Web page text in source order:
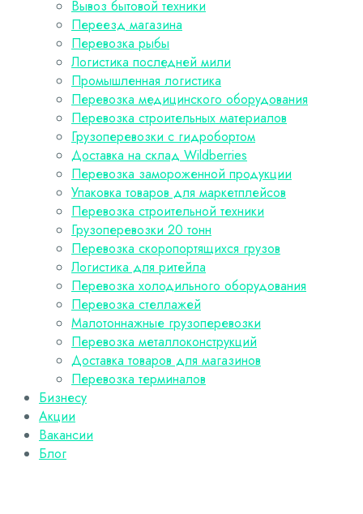
Вывоз бытовой техники
Переезд магазина
Перевозка рыбы
Логистика последней мили
Промышленная логистика
Перевозка медицинского оборудования
Перевозка строительных материалов
Грузоперевозки с гидробортом
Доставка на склад Wildberries
Перевозка замороженной продукции
Упаковка товаров для маркетплейсов
Перевозка строительной техники
Грузоперевозки 20 тонн
Перевозка скоропортящихся грузов
Логистика для ритейла
Перевозка холодильного оборудования
Перевозка стеллажей
Малотоннажные грузоперевозки
Перевозка металлоконструкций
Доставка товаров для магазинов
Перевозка терминалов
Бизнесу
Акции
Вакансии
Блог